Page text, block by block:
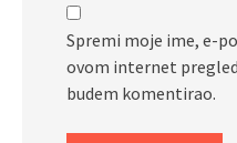
Spremi moje ime, e-
ovom internet
budem komentirao.